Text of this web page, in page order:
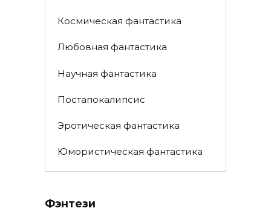
Космическая фантастика
Любовная фантастика
Научная фантастика
Постапокалипсис
Эротическая фантастика
Юмористическая фантастика
Фэнтези